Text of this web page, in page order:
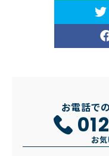
お電話で
お気